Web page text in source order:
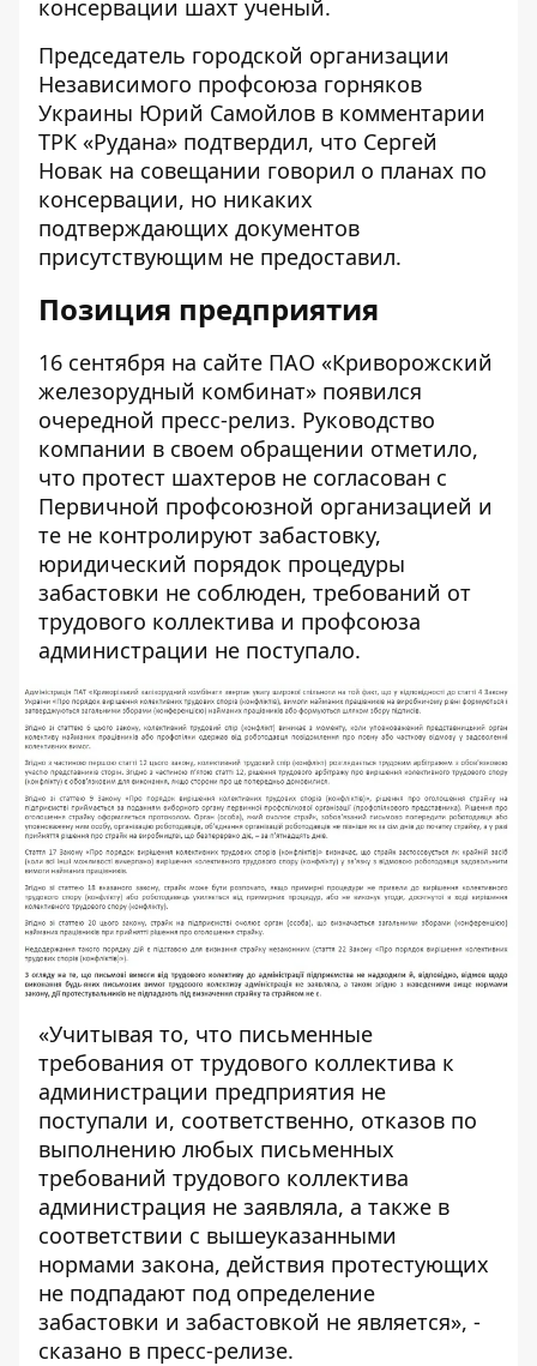
консервации шахт ученый.
Председатель городской организации
Независимого профсоюза горняков
Украины Юрий Самойлов в комментарии
ТРК «Рудана» подтвердил, что Сергей
Новак на совещании говорил о планах по
консервации, но никаких
подтверждающих документов
присутствующим не предоставил.
Позиция предприятия
16 сентября на сайте ПАО «Криворожский
железорудный комбинат» появился
очередной пресс-релиз. Руководство
компании в своем обращении отметило,
что протест шахтеров не согласован с
Первичной профсоюзной организацией и
те не контролируют забастовку,
юридический порядок процедуры
забастовки не соблюден, требований от
трудового коллектива и профсоюза
администрации не поступало.
«Учитывая то, что письменные
требования от трудового коллектива к
администрации предприятия не
поступали и, соответственно, отказов по
выполнению любых письменных
требований трудового коллектива
администрация не заявляла, а также в
соответствии с вышеуказанными
нормами закона, действия протестующих
не подпадают под определение
забастовки и забастовкой не является», -
сказано в пресс-релизе.